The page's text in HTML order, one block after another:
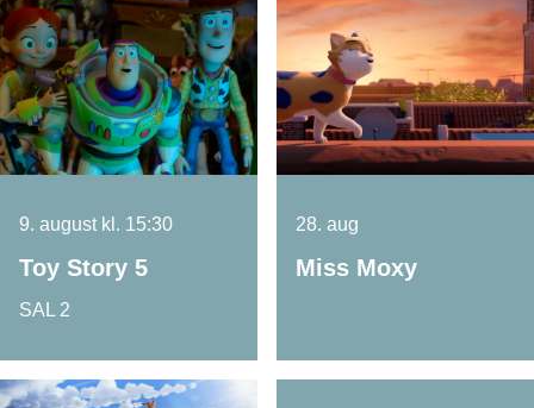
9. august kl. 15:30
Toy Story 5
SAL 2
28. aug
Miss Moxy